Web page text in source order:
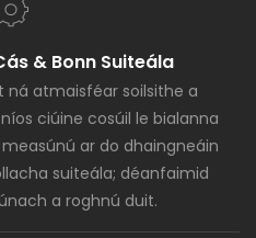
& Bonn Suiteála
ná atmaisféar soilsithe a
ciúine cosúil le bialanna
ar do dhaingneáin
suiteála; déanfaimid
a roghnú duit.